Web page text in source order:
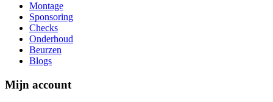
Montage
Sponsoring
Checks
Onderhoud
Beurzen
Blogs
Mijn account